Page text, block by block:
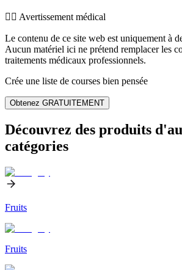
👨‍⚕️️ Avertissement médical
Le contenu de ce site web est uniquement à
Aucun matériel ici ne prétend remplacer les
traitements médicaux professionnels.
Crée une liste de courses bien pensée
Obtenez GRATUITEMENT
Découvrez des produits
catégories
Fruits
Fruits